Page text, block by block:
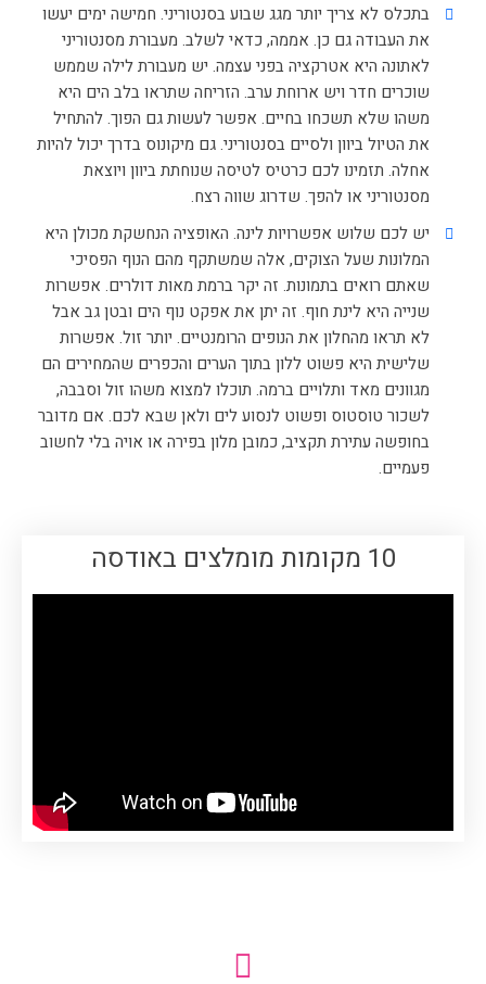
בתכלס לא צריך יותר מגג שבוע בסנטוריני. חמישה ימים יעשו
את העבודה גם כן. אממה, כדאי לשלב. מעבורת מסנטוריני
לאתונה היא אטרקציה בפני עצמה. יש מעבורת לילה שממש
שוכרים חדר ויש ארוחת ערב. הזריחה שתראו בלב הים היא
משהו שלא תשכחו בחיים. אפשר לעשות גם הפוך. להתחיל
את הטיול ביוון ולסיים בסנטוריני. גם מיקונוס בדרך יכול להיות
אחלה. תזמינו לכם כרטיס לטיסה שנוחתת ביוון ויוצאת
מסנטוריני או להפך. שדרוג שווה רצח.
יש לכם שלוש אפשרויות לינה. האופציה הנחשקת מכולן היא
המלונות שעל הצוקים, אלה שמשתקף מהם הנוף הפסיכי
שאתם רואים בתמונות. זה יקר ברמת מאות דולרים. אפשרות
שנייה היא לינת חוף. זה יתן את אפקט נוף הים ובטן גב אבל
לא תראו מהחלון את הנופים הרומנטיים. יותר זול. אפשרות
שלישית היא פשוט ללון בתוך הערים והכפרים שהמחירים הם
מגוונים מאד ותלויים ברמה. תוכלו למצוא משהו זול וסבבה,
לשכור טוסטוס ופשוט לנסוע לים ולאן שבא לכם. אם מדובר
בחופשה עתירת תקציב, כמובן מלון בפירה או אויה בלי לחשוב
פעמיים.
10 מקומות מומלצים באודסה